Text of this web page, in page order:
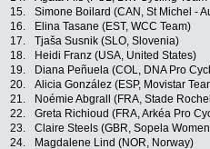
15.
Simone Boilard (CAN, St Michel -
16.
Elina Tasane (EST, WCC Team)
17.
Tjaša Susnik (SLO, Slovenia)
18.
Heidi Franz (USA, United States)
19.
Diana Peñuela (COL, DNA Pro
20.
Alicia González (ESP, Movistar
21.
Noémie Abgrall (FRA, Stade
22.
Greta Richioud (FRA, Arkéa Pro
23.
Claire Steels (GBR, Sopela
24.
Magdalene Lind (NOR, Norway)
Twitter
Newsletter: